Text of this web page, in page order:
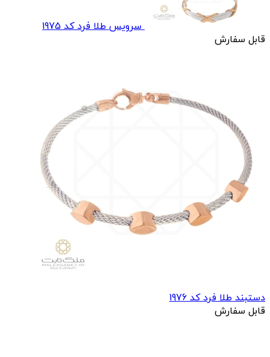
سرویس طلا فرد کد 1975
قابل سفارش
دستبند طلا فرد کد 1976
قابل سفارش